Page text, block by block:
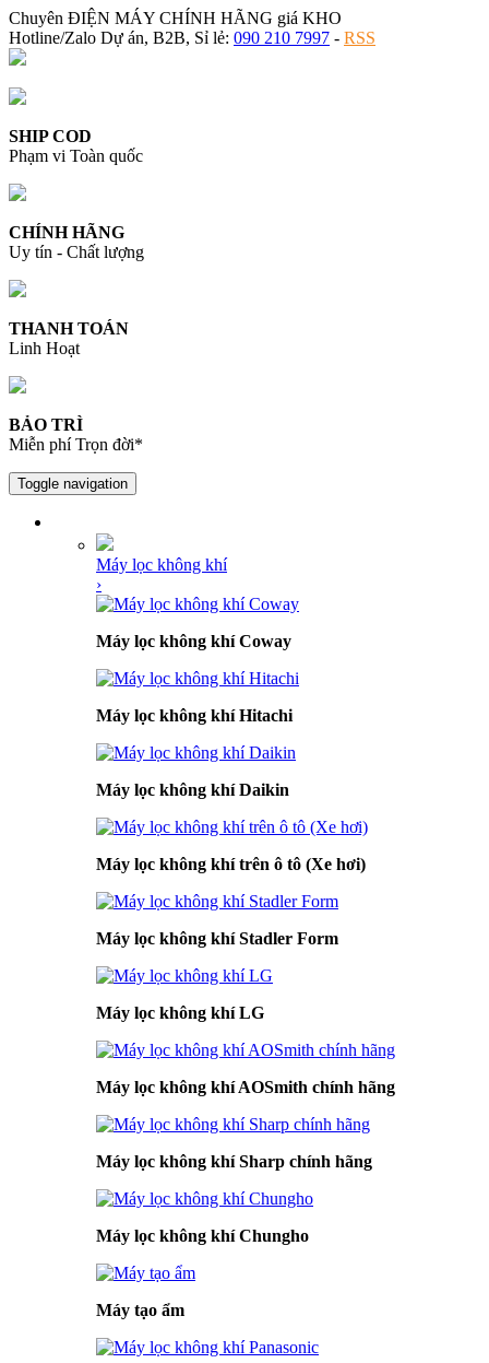
Chuyên ĐIỆN MÁY CHÍNH HÃNG giá KHO
Hotline/Zalo Dự án, B2B, Sỉ lẻ: 090 210 7997 - RSS
SHIP COD
Phạm vi Toàn quốc
CHÍNH HÃNG
Uy tín - Chất lượng
THANH TOÁN
Linh Hoạt
BẢO TRÌ
Miễn phí Trọn đời*
Toggle navigation
Máy lọc không khí
›
Máy lọc không khí Coway
Máy lọc không khí Hitachi
Máy lọc không khí Daikin
Máy lọc không khí trên ô tô (Xe hơi)
Máy lọc không khí Stadler Form
Máy lọc không khí LG
Máy lọc không khí AOSmith chính hãng
Máy lọc không khí Sharp chính hãng
Máy lọc không khí Chungho
Máy tạo ẩm